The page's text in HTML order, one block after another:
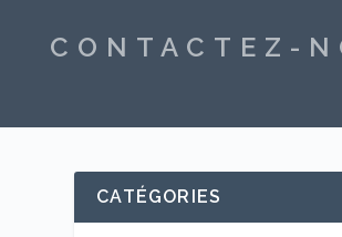
CONTACTEZ-
CATÉGORIES